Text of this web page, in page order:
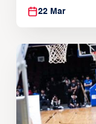
22 Mar